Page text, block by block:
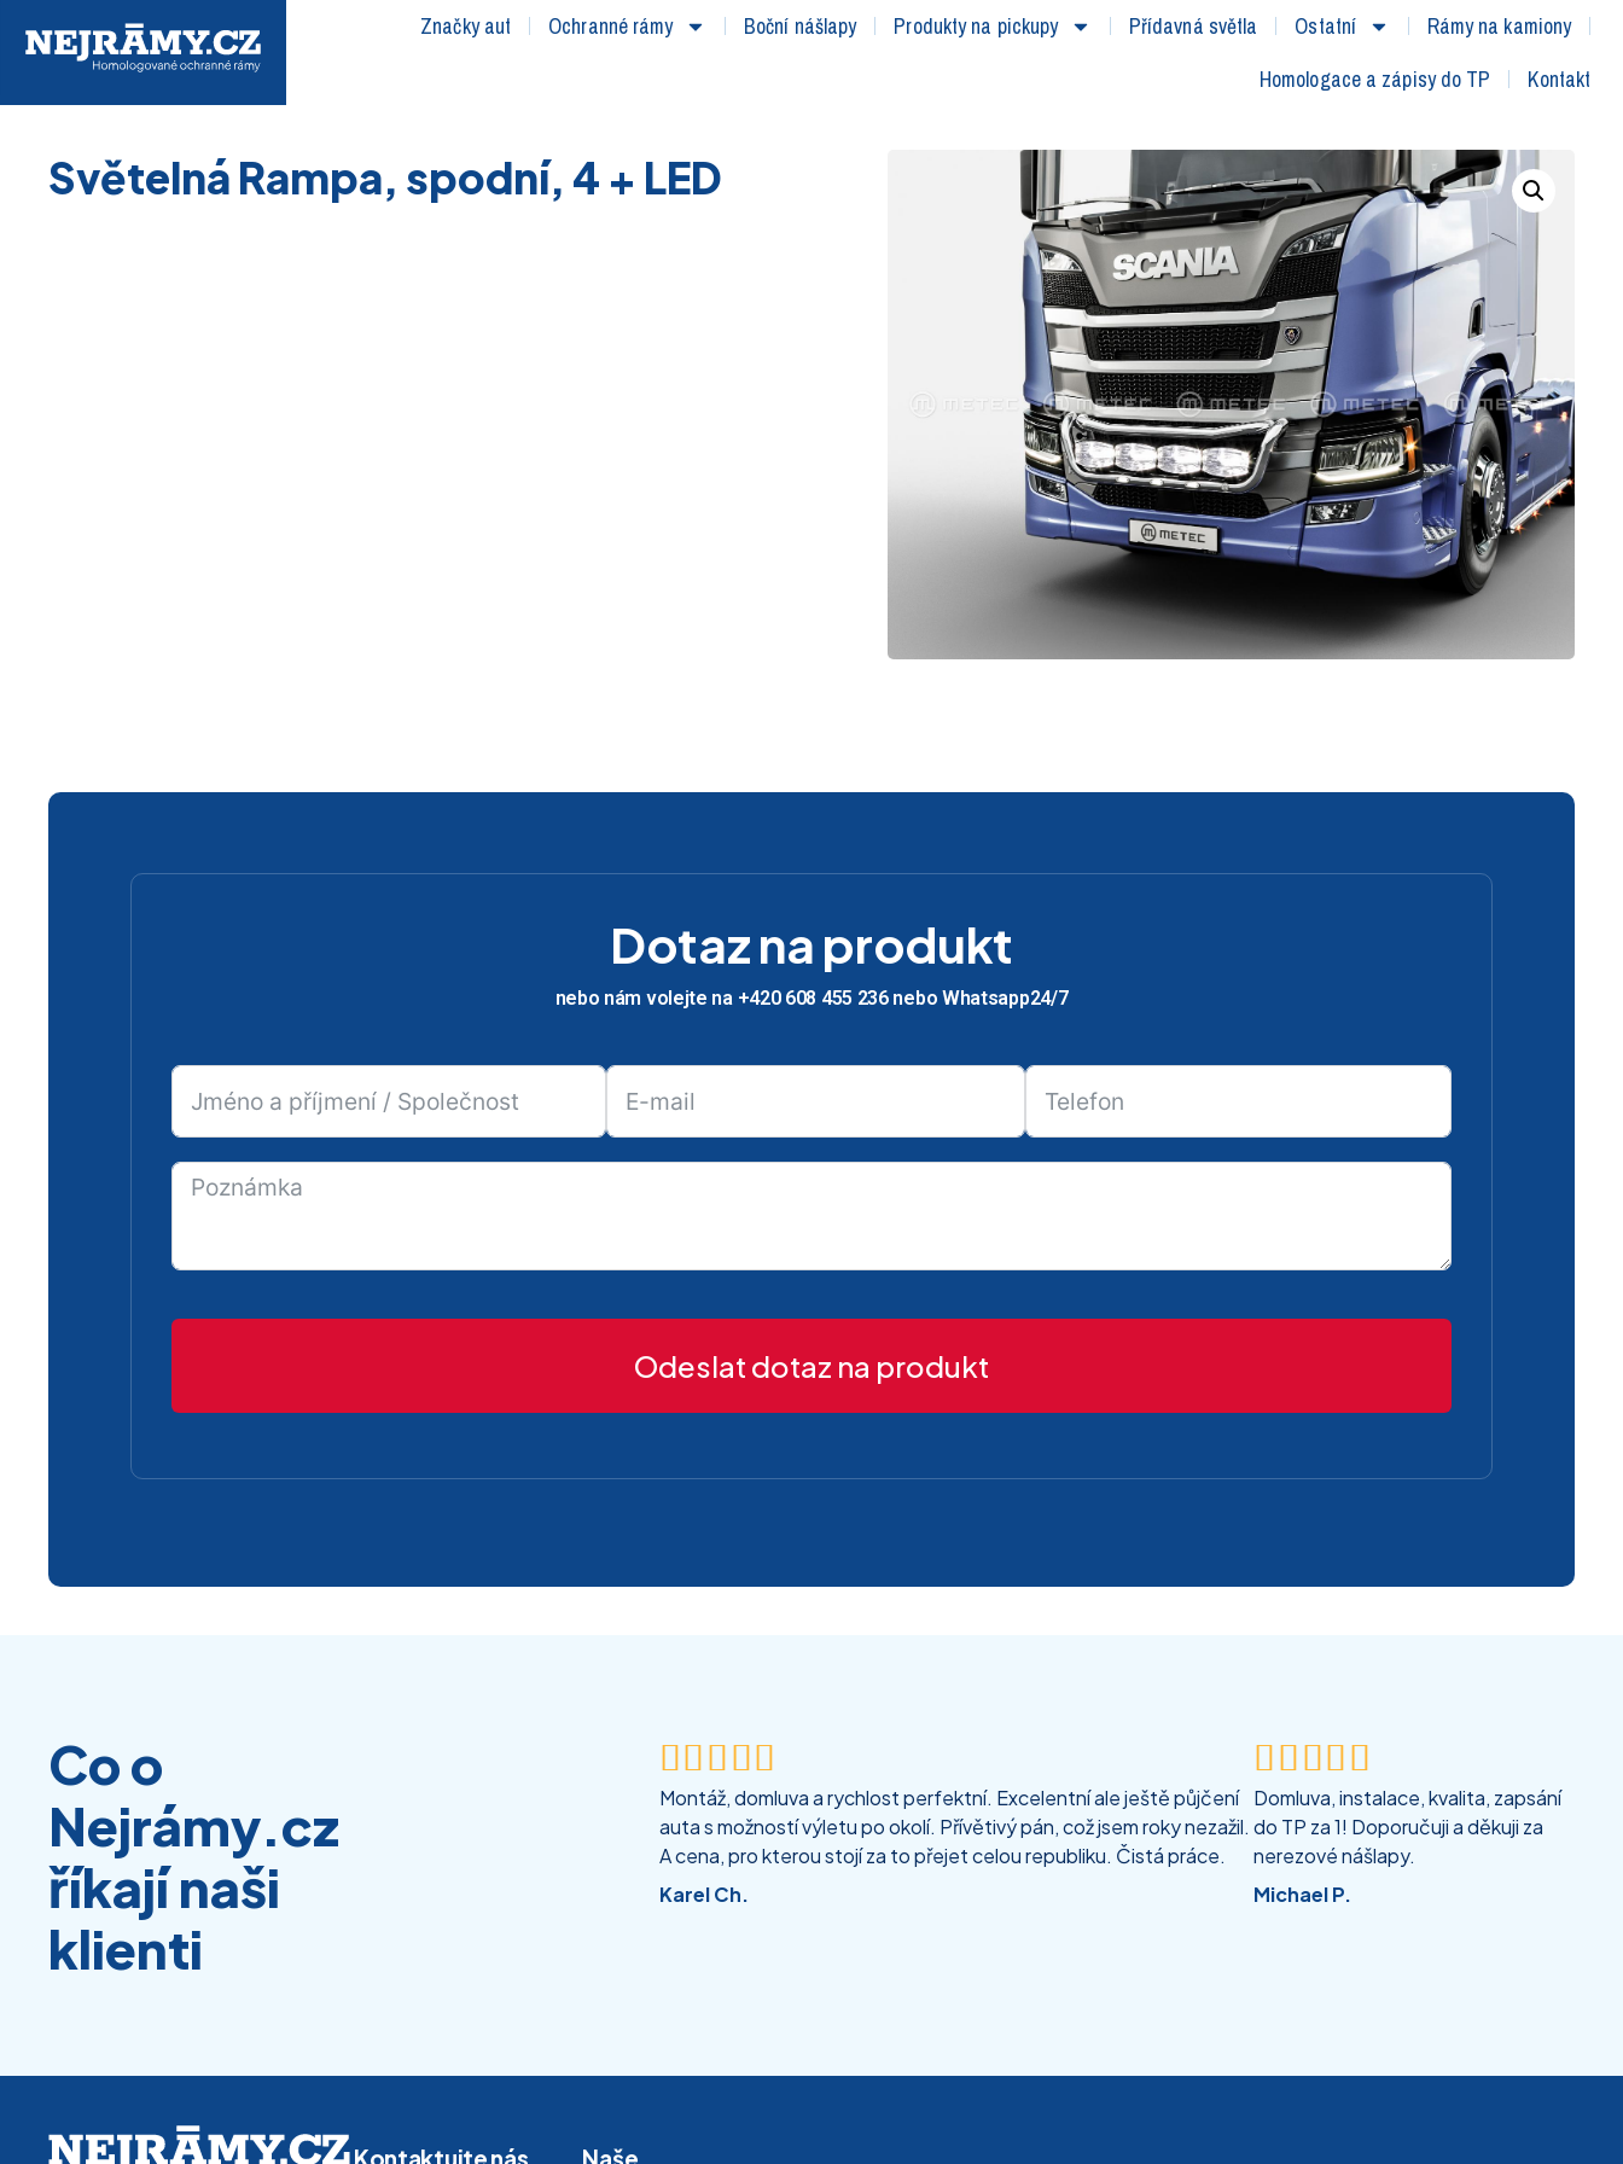
Značky aut Ochranné rámy Boční nášlapy Produkty na pickupy Přídavná světla Ostatní
Rámy na kamiony
Homologace a zápisy do TP
Kontakt
Světelná Rampa, spodní, 4 + LED
Dotaz na produkt
nebo nám volejte na +420 608 455 236 nebo Whatsapp24/7
Odeslat dotaz na produkt
Co o
Nejrámy.cz
říkají naši
klienti

Montáž, domluva a rychlost perfektní. Excelentní ale ještě půjčení
auta s možností výletu po okolí. Přívětivý pán, což jsem roky nezažil.
A cena, pro kterou stojí za to přejet celou republiku. Čistá práce.
Karel Ch.

Domluva, instalace, kvalita, zapsání
do TP za 1! Doporučuji a děkuji za
nerezové nášlapy.
Michael P.
Kontaktujte nás Naše